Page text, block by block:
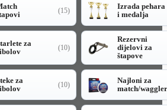
(15)
Izrada pehara
i medalja
za
(10)
Rezervni
dijelovi za
štapove
za
(10)
Najloni za
match/waggler